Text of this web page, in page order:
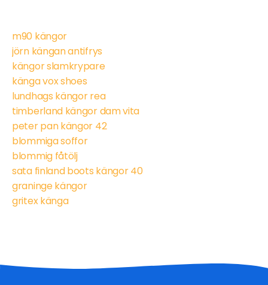
m90 kängor
jörn kängan antifrys
kängor slamkrypare
känga vox shoes
lundhags kängor rea
timberland kängor dam vita
peter pan kängor 42
blommiga soffor
blommig fåtölj
sata finland boots kängor 40
graninge kängor
gritex känga